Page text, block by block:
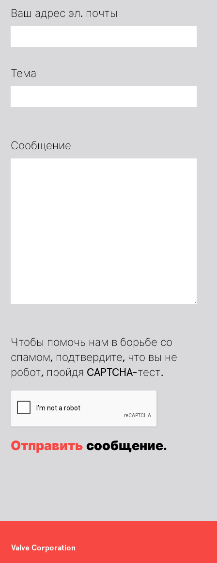
Ваш адрес эл. почты
Тема
Сообщение
Чтобы помочь нам в борьбе со
спамом, подтвердите, что вы не
робот, пройдя CAPTCHA-тест.
Отправить сообщение.
Valve Corporation